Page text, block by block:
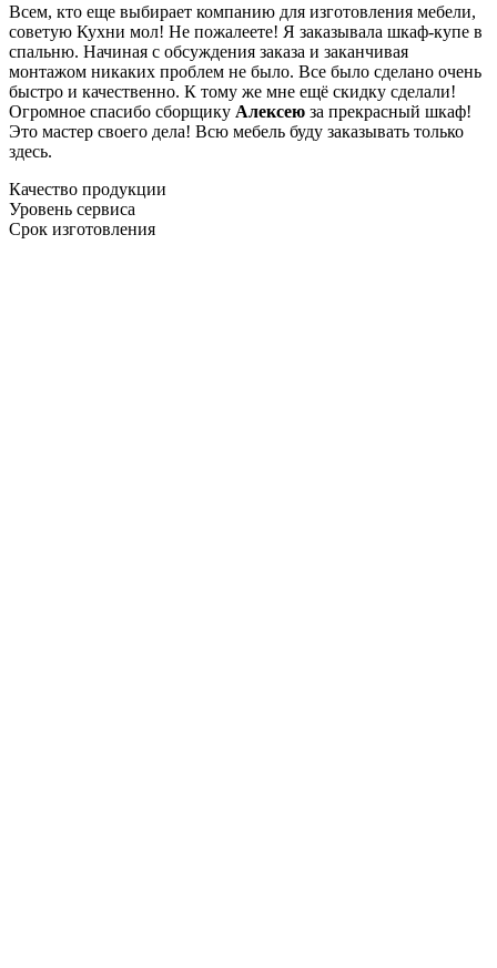
Всем, кто еще выбирает компанию для изготовления мебели,
советую Кухни мол! Не пожалеете! Я заказывала шкаф-купе в
спальню. Начиная с обсуждения заказа и заканчивая
монтажом никаких проблем не было. Все было сделано очень
быстро и качественно. К тому же мне ещё скидку сделали!
Огромное спасибо сборщику Алексею за прекрасный шкаф!
Это мастер своего дела! Всю мебель буду заказывать только
здесь.
Качество продукции
Уровень сервиса
Срок изготовления